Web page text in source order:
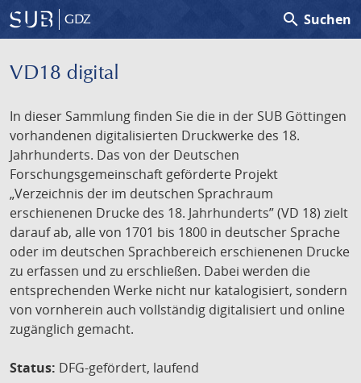
GDZ search Suchen
VD18 digital
In dieser Sammlung finden Sie die in der SUB Göttingen
vorhandenen digitalisierten Druckwerke des 18.
Jahrhunderts. Das von der Deutschen
Forschungsgemeinschaft geförderte Projekt
„Verzeichnis der im deutschen Sprachraum
erschienenen Drucke des 18. Jahrhunderts” (VD 18) zielt
darauf ab, alle von 1701 bis 1800 in deutscher Sprache
oder im deutschen Sprachbereich erschienenen Drucke
zu erfassen und zu erschließen. Dabei werden die
entsprechenden Werke nicht nur katalogisiert, sondern
von vornherein auch vollständig digitalisiert und online
zugänglich gemacht.
Status: DFG-gefördert, laufend